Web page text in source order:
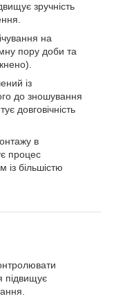
зручність
на
пору доби та
із
до зношування
довговічність
в
процес
із більшістю
підвищує